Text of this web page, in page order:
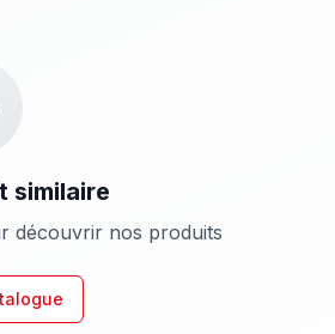
similaire
découvrir nos produits